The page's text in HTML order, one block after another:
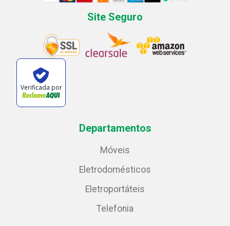
Site Seguro
Verificada por
Departamentos
Móveis
Eletrodomésticos
Eletroportáteis
Telefonia